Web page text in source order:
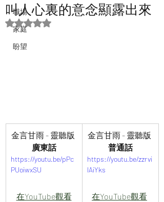
職場
家庭
盼望
叫人心裏的意念顯露出來
評等為 NaN（最高為 5 顆星）。
金言甘雨 - 靈聽版
廣東話
https://youtu.be/pPc
PUoiwxSU
在YouTube觀看
金言甘雨 - 靈聽版
普通話
https://youtu.be/zzrvi
lAiYks
在YouTube觀看